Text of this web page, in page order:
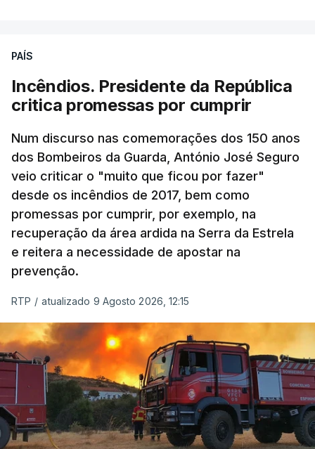
PAÍS
Incêndios. Presidente da República
critica promessas por cumprir
Num discurso nas comemorações dos 150 anos
dos Bombeiros da Guarda, António José Seguro
veio criticar o "muito que ficou por fazer"
desde os incêndios de 2017, bem como
promessas por cumprir, por exemplo, na
recuperação da área ardida na Serra da Estrela
e reitera a necessidade de apostar na
prevenção.
RTP / atualizado 9 Agosto 2026, 12:15